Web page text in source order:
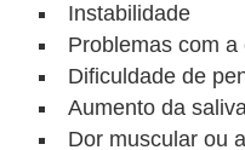
Instabilidade
Problemas com a
Dificuldade de
Aumento da
Dor muscular ou